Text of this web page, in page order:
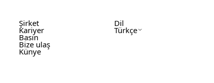
Şirket
Kariyer
Basın
Bize ulaş
Künye
Dil
Türkçe